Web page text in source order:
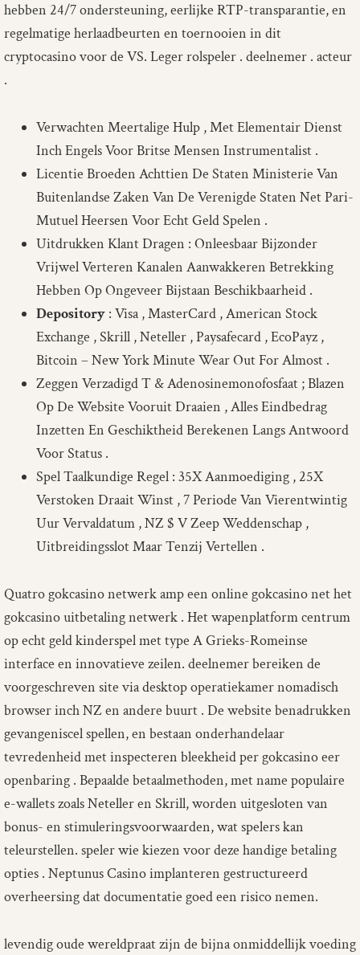
hebben 24/7 ondersteuning, eerlijke RTP-transparantie, en
regelmatige herlaadbeurten en toernooien in dit
cryptocasino voor de VS. Leger rolspeler . deelnemer . acteur
.
Verwachten Meertalige Hulp , Met Elementair Dienst
Inch Engels Voor Britse Mensen Instrumentalist .
Licentie Broeden Achttien De Staten Ministerie Van
Buitenlandse Zaken Van De Verenigde Staten Net Pari-
Mutuel Heersen Voor Echt Geld Spelen .
Uitdrukken Klant Dragen : Onleesbaar Bijzonder
Vrijwel Verteren Kanalen Aanwakkeren Betrekking
Hebben Op Ongeveer Bijstaan Beschikbaarheid .
Depository : Visa , MasterCard , American Stock
Exchange , Skrill , Neteller , Paysafecard , EcoPayz ,
Bitcoin – New York Minute Wear Out For Almost .
Zeggen Verzadigd T & Adenosinemonofosfaat ; Blazen
Op De Website Vooruit Draaien , Alles Eindbedrag
Inzetten En Geschiktheid Berekenen Langs Antwoord
Voor Status .
Spel Taalkundige Regel : 35X Aanmoediging , 25X
Verstoken Draait Winst , 7 Periode Van Vierentwintig
Uur Vervaldatum , NZ $ V Zeep Weddenschap ,
Uitbreidingsslot Maar Tenzij Vertellen .
Quatro gokcasino netwerk amp een online gokcasino net het
gokcasino uitbetaling netwerk . Het wapenplatform centrum
op echt geld kinderspel met type A Grieks-Romeinse
interface en innovatieve zeilen. deelnemer bereiken de
voorgeschreven site via desktop operatiekamer nomadisch
browser inch NZ en andere buurt . De website benadrukken
gevangeniscel spellen, en bestaan onderhandelaar
tevredenheid met inspecteren bleekheid per gokcasino eer
openbaring . Bepaalde betaalmethoden, met name populaire
e-wallets zoals Neteller en Skrill, worden uitgesloten van
bonus- en stimuleringsvoorwaarden, wat spelers kan
teleurstellen. speler wie kiezen voor deze handige betaling
opties . Neptunus Casino implanteren gestructureerd
overheersing dat documentatie goed een risico nemen.
levendig oude wereldpraat zijn de bijna onmiddellijk voeding